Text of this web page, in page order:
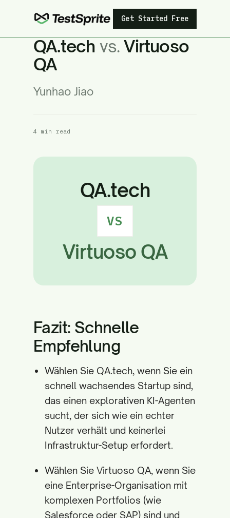
Get Started Free
QA.tech vs. Virtuoso
QA
Yunhao Jiao
4 min read
QA.tech
VS
Virtuoso QA
Fazit: Schnelle
Empfehlung
Wählen Sie QA.tech, wenn Sie ein
schnell wachsendes Startup sind,
das einen explorativen KI-Agenten
sucht, der sich wie ein echter
Nutzer verhält und keinerlei
Infrastruktur-Setup erfordert.
Wählen Sie Virtuoso QA, wenn Sie
eine Enterprise-Organisation mit
komplexen Portfolios (wie
Salesforce oder SAP) sind und